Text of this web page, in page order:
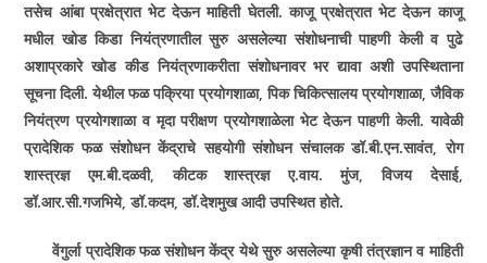
तसेच आंबा प्रक्षेत्रात भेट देऊन माहिती घेतली. काजू प्रक्षेत्रात भेट देऊन काजू
मधील खोड किडा नियंत्रणातील सुरु असलेल्या संशोधनाची पाहणी केली व पुढे
अशाप्रकारे खोड कीड नियंत्रणाकरीता संशोधनावर भर द्यावा अशी उपस्थिताना
सूचना दिली. येथील फळ पक्रिया प्रयोगशाळा,पिक चिकित्सालय प्रयोगशाळा,जैविक
नियंत्रण प्रयोगशाळा व मृदा परीक्षण प्रयोगशाळेला भेट देऊन पाहणी केली. यावेळी
प्रादेशिक फळ संशोधन केंद्राचे सहयोगी संशोधन संचालक डॉ.बी.एन.सावंत,रोग
शास्त्रज्ञ एम.बी.दळवी,कीटक शास्त्रज्ञ ए.वाय. मुंज,विजय देसाई,
डॉ.आर.सी.गजभिये,डॉ.कदम,डॉ.देशमुख आदी उपस्थित होते.
वेंगुर्ला प्रादेशिक फळ संशोधन केंद्र येथे सुरु असलेल्या कृषी तंत्रज्ञान व माहिती